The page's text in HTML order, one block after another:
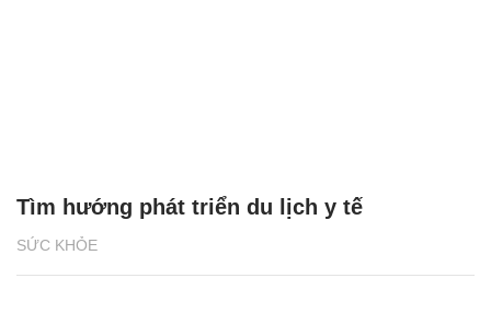
SỨC KHỎE
Tìm hướng phát triển du lịch y tế